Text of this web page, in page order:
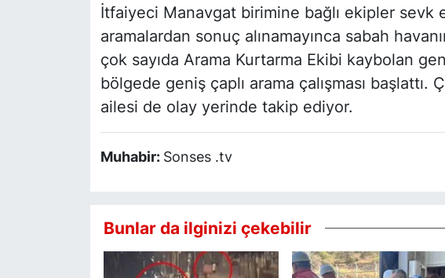
İtfaiyeci Manavgat birimine bağlı ekipler sevk
aramalardan sonuç alınamayınca sabah
çok sayıda Arama Kurtarma Ekibi kaybolan
bölgede geniş çaplı arama çalışması başlattı.
ailesi de olay yerinde takip ediyor.
Muhabir: Sonses .tv
Bunlar da ilginizi çekebilir